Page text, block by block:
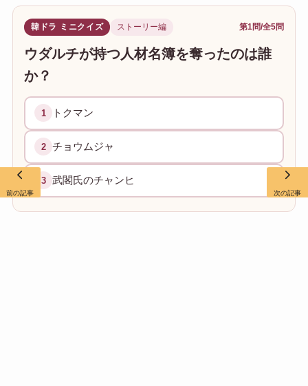
韓ドラ ミニクイズ ストーリー編 第1問/全5問
ウダルチが持つ人材名簿を奪ったのは誰
か？
1 トクマン
2 チョウムジャ
3 武閣氏のチャンヒ
前の記事 次の記事